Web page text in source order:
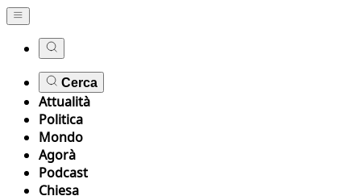
Cerca
Attualità
Politica
Mondo
Agorà
Podcast
Chiesa